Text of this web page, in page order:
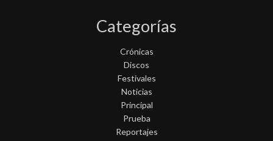
Categorías
Crónicas
Discos
Festivales
Noticias
Principal
Prueba
Reportajes